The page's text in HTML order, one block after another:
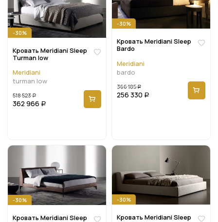
-30%
Кровать Meridiani Sleep
Turman low
Meridiani
turman low
518 523 Р
362 966 Р
-30%
Кровать Meridiani Sleep
Bardo
Meridiani
bardo
366 185 Р
256 330 Р
-30%
Кровать Meridiani Sleep
-30%
Кровать Meridiani Sleep